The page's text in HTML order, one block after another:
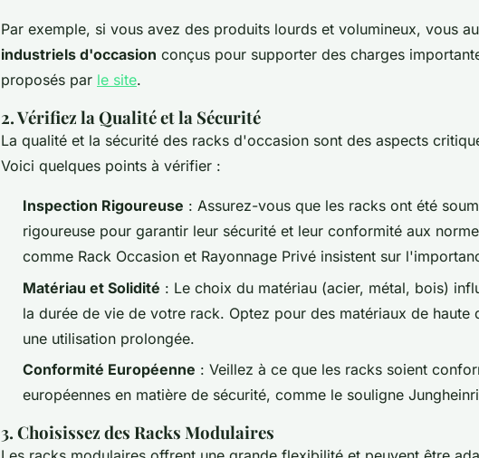
Par exemple, si vous avez des produits lourds et volumineux, vous
industriels d'occasion conçus pour supporter des charges
proposés par le site.
2. Vérifiez la Qualité et la Sécurité
La qualité et la sécurité des racks d'occasion sont des aspects
Voici quelques points à vérifier :
Inspection Rigoureuse : Assurez-vous que les racks ont été
rigoureuse pour garantir leur sécurité et leur conformité aux
comme Rack Occasion et Rayonnage Privé insistent sur
Matériau et Solidité : Le choix du matériau (acier, métal, bois)
la durée de vie de votre rack. Optez pour des matériaux de haute
une utilisation prolongée.
Conformité Européenne : Veillez à ce que les racks soient
européennes en matière de sécurité, comme le souligne
3. Choisissez des Racks Modulaires